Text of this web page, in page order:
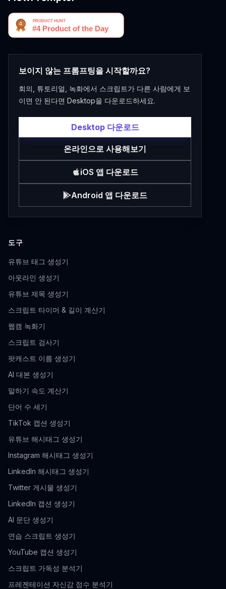
보이지 않는 프롬프팅을 시작할까요?
회의, 튜토리얼, 녹화에서 스크립트가 다른 사람에게 보
이면 안 된다면 Desktop을 다운로드하세요.
Desktop 다운로드
온라인으로 사용해보기
iOS 앱 다운로드
Android 앱 다운로드
도구
유튜브 태그 생성기
아웃라인 생성기
유튜브 제목 생성기
스크립트 타이머 & 길이 계산기
웹캠 녹화기
스크립트 검사기
팟캐스트 이름 생성기
AI 대본 생성기
말하기 속도 계산기
단어 수 세기
TikTok 캡션 생성기
유튜브 해시태그 생성기
Instagram 해시태그 생성기
LinkedIn 해시태그 생성기
Twitter 게시물 생성기
LinkedIn 캡션 생성기
AI 문단 생성기
연습 스크립트 생성기
YouTube 캡션 생성기
스크립트 가독성 분석기
프레젠테이션 자신감 점수 분석기